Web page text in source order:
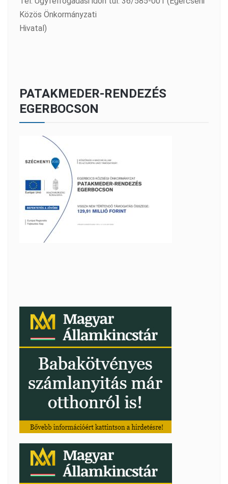
Közös Önkormányzati
Hivatal)
PATAKMEDER-RENDEZÉS
EGERBOCSON